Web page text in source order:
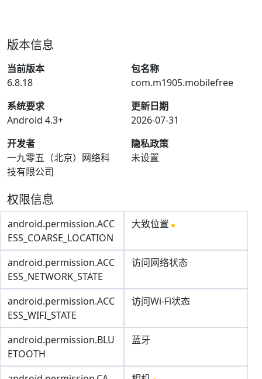
版本信息
当前版本
6.8.18
包名称
com.m1905.mobilefree
系统要求
Android 4.3+
更新日期
2026-07-31
开发者
一九零五（北京）网络科
技有限公司
隐私政策
未设置
权限信息
android.permission.ACC
ESS_COARSE_LOCATION
大致位置
android.permission.ACC
ESS_NETWORK_STATE
访问网络状态
android.permission.ACC
ESS_WIFI_STATE
访问Wi-Fi状态
android.permission.BLU
ETOOTH
蓝牙